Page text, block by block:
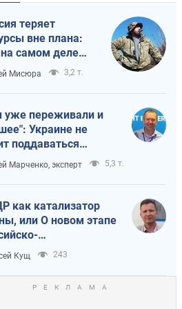
теряет
вне плана:
на самом деле
темп войны
Мисюра 3,2 т.
переживали и
Украине не
поддаваться
из-за
террора
Марченко, эксперт 5,3 т.
как катализатор
или О новом этапе
союза
Кущ 243